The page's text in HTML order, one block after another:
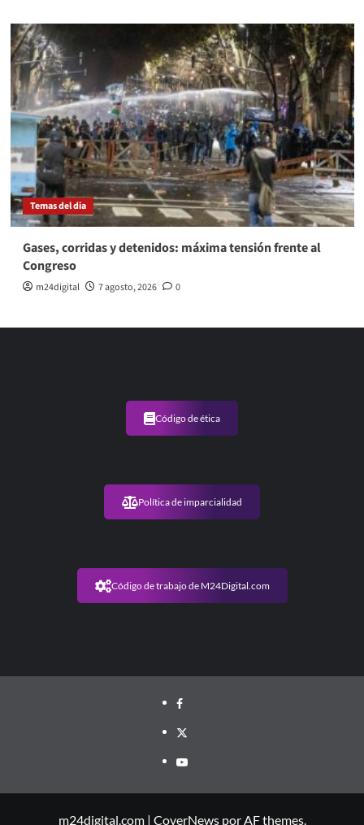
Temas del dia
Gases, corridas y detenidos: máxima tensión frente al
Congreso
m24digital 7 agosto, 2026 0
Código de ética
Política de imparcialidad
Código de trabajo de M24Digital.com
m24digital.com | CoverNewspor AF themes.